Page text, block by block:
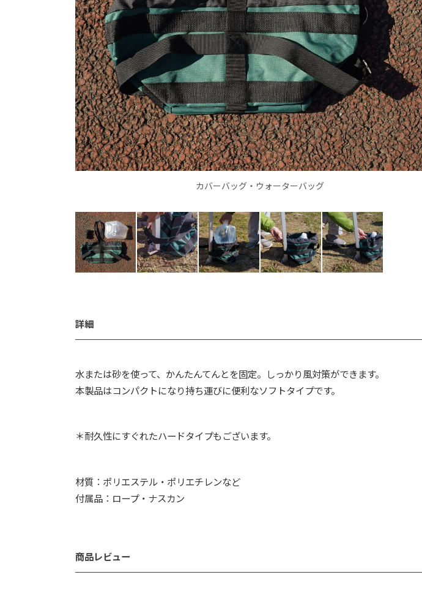
カバーバッグ・ウォーターバッグ
詳細
水または砂を使って、かんたんてんとを固定。しっかり風対策ができます。
本製品はコンパクトになり持ち運びに便利なソフトタイプです。
＊耐久性にすぐれたハードタイプもございます。
材質：ポリエステル・ポリエチレンなど
付属品：ロープ・ナスカン
商品レビュー